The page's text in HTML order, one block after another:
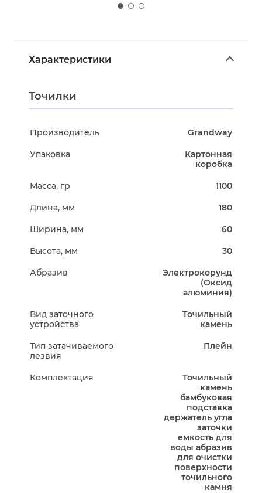
Характеристики
Точилки
Производитель Grandway
Упаковка
Картонная
коробка
Масса, гр 1100
Длина, мм 180
Ширина, мм 60
Высота, мм 30
Абразив
Электрокорунд
(Оксид
алюминия)
Вид заточного
устройства
Точильный
камень
Тип затачиваемого
лезвия
Плейн
Комплектация
Точильный
камень
бамбуковая
подставка
держатель угла
заточки
емкость для
воды абразив
для очистки
поверхности
точильного
камня